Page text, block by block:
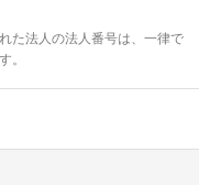
た法人の法人番号は、一律で
。